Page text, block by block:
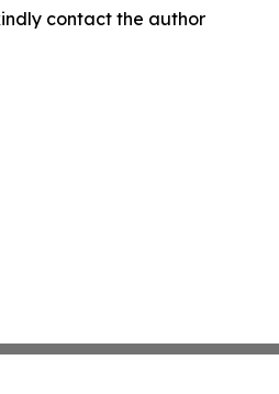
contact the author